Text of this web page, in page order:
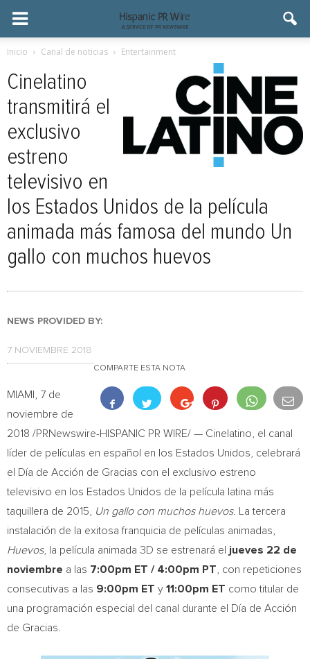
Inicio Canal de noticias Entertainment
Cinelatino
transmitirá el
exclusivo
estreno
televisivo en
los Estados Unidos de la película
animada más famosa del mundo Un
gallo con muchos huevos
NEWS PROVIDED BY:
7 NOVIEMBRE 2018
COMPARTE ESTA NOTA
MIAMI
, 7 de
noviembre de
2018 /PRNewswire-HISPANIC PR WIRE/ — Cinelatino, el canal
líder de películas en español en los Estados Unidos, celebrará
el Día de Acción de Gracias con el exclusivo estreno
televisivo en los Estados Unidos de la película latina más
taquillera de 2015,
Un gallo con muchos huevos. La tercera
instalación de la exitosa franquicia de películas animadas,
Huevos, la película animada 3D se estrenará el jueves 22 de
noviembre a las 7:00pm ET / 4:00pm PT , con repeticiones
consecutivas a las 9:00pm ET y 11:00pm ET como titular de
una programación especial del canal durante el Día de Acción
de Gracias.